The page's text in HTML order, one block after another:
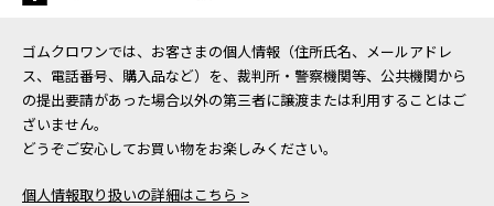
ゴムクロワンでは、お客さまの個人情報（住所氏名、メールアドレ
ス、電話番号、購入品など）を、裁判所・警察機関等、公共機関から
の提出要請があった場合以外の第三者に譲渡または利用することはご
ざいません。
どうぞご安心してお買い物をお楽しみください。
個人情報取り扱いの詳細はこちら >